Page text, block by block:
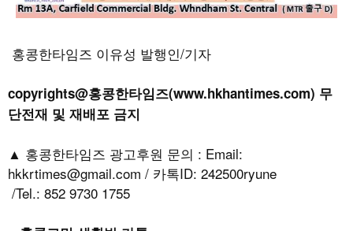
홍콩한타임즈 이유성 발행인/기자
copyrights@홍콩한타임즈(www.hkhantimes.com) 무
단전재 및 재배포 금지
▲ 홍콩한타임즈 광고후원 문의 : Email:
hkkrtimes@gmail.com / 카톡ID: 242500ryune
/Tel.: 852 9730 1755